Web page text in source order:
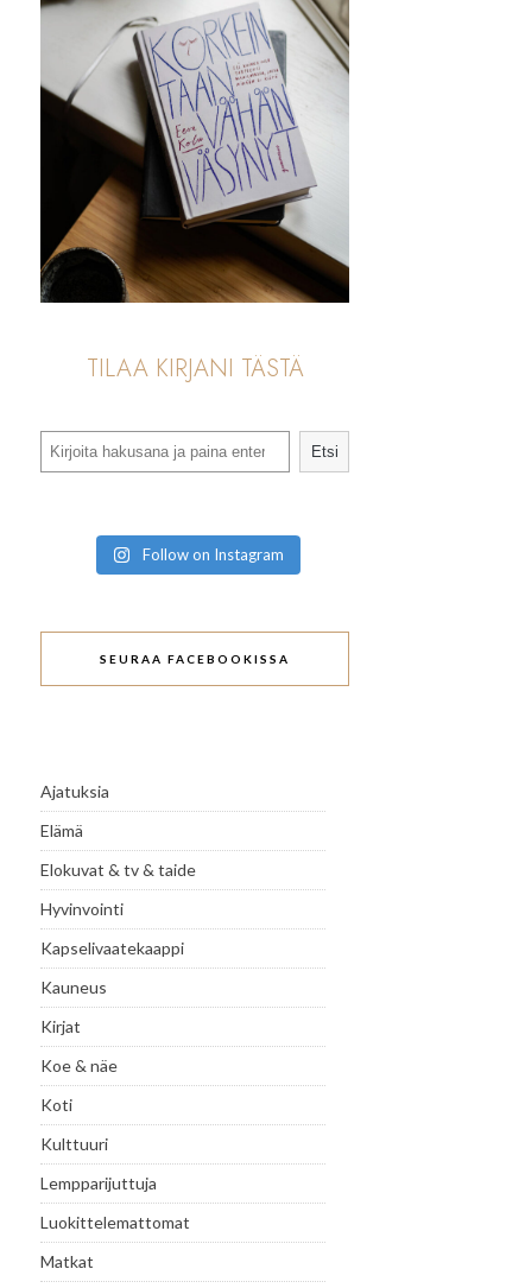
TILAA KIRJANI TÄSTÄ
Etsi
Follow on Instagram
SEURAA FACEBOOKISSA
Ajatuksia
Elämä
Elokuvat & tv & taide
Hyvinvointi
Kapselivaatekaappi
Kauneus
Kirjat
Koe & näe
Koti
Kulttuuri
Lempparijuttuja
Luokittelemattomat
Matkat